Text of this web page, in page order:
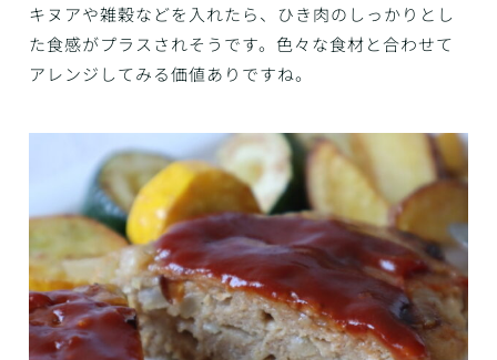
キヌアや雑穀などを入れたら、ひき肉のしっかりとし
た食感がプラスされそうです。色々な食材と合わせて
アレンジしてみる価値ありですね。